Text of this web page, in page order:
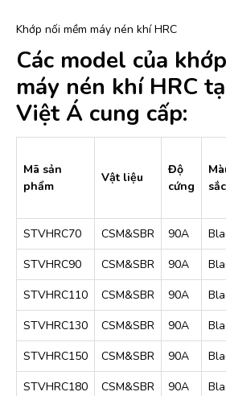
Khớp nối mềm máy nén khí HRC
Các model của
máy nén khí HRC
Việt Á cung cấp:
Mã sản
phẩm
Vật liệu
Độ
cứng
sắc
STVHRC70
CSM&SBR 90A
STVHRC90
CSM&SBR 90A
STVHRC110
CSM&SBR 90A
STVHRC130
CSM&SBR 90A
STVHRC150
CSM&SBR 90A
STVHRC180
CSM&SBR 90A